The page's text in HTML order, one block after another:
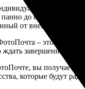
что
до больших
от внешних
– это
завершения
вы
которые будут